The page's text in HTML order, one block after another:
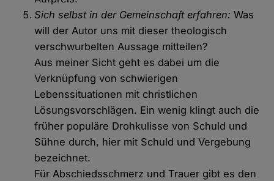
Sich selbst in der Gemeinschaft erfahren: Was
will der Autor uns mit dieser theologisch
verschwurbelten Aussage mitteilen?
Aus meiner Sicht geht es dabei um die
Verknüpfung von schwierigen
Lebenssituationen mit christlichen
Lösungsvorschlägen. Ein wenig klingt auch die
früher populäre Drohkulisse von Schuld und
Sühne durch, hier mit Schuld und Vergebung
bezeichnet.
Für Abschiedsschmerz und Trauer gibt es den